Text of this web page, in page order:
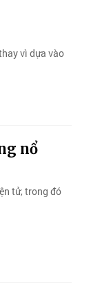
vì dựa vào
nổ
tử, trong đó